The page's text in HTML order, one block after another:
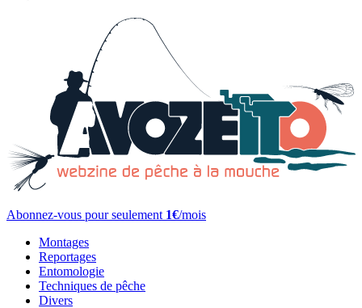
Abonnez-vous pour seulement 1€/mois
Montages
Reportages
Entomologie
Techniques de pêche
Divers